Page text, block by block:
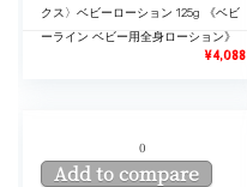
クス〉ベビーローション 125g 《ベビ
ーライン ベビー用全身ローション》
¥4,088
0
Add to compare